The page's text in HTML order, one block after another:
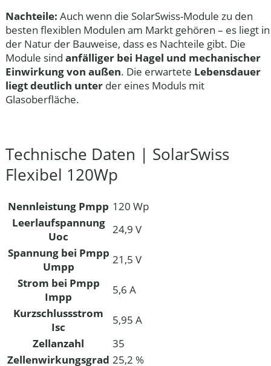
Nachteile: Auch wenn die SolarSwiss-Module zu den
besten flexiblen Modulen am Markt gehören – es liegt in
der Natur der Bauweise, dass es Nachteile gibt. Die
Module sind anfälliger bei Hagel und mechanischer
Einwirkung von außen. Die erwartete Lebensdauer
liegt deutlich unterder eines Moduls mit
Glasoberfläche.
Technische Daten | SolarSwiss
Flexibel 120Wp
Nennleistung Pmpp 120 Wp
Leerlaufspannung
Uoc
24,9 V
Spannung bei Pmpp
Umpp
21,5 V
Strom bei Pmpp
Impp
5,6 A
Kurzschlussstrom
Isc
5,95 A
Zellanzahl
35
Zellenwirkungsgrad 25,2 %